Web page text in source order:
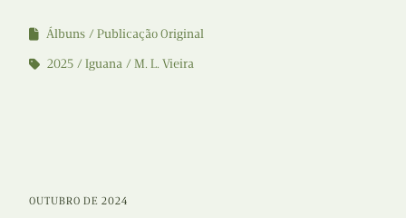
Álbuns
Publicação Original
2025
Iguana M. L. Vieira
OUTUBRO DE 2024